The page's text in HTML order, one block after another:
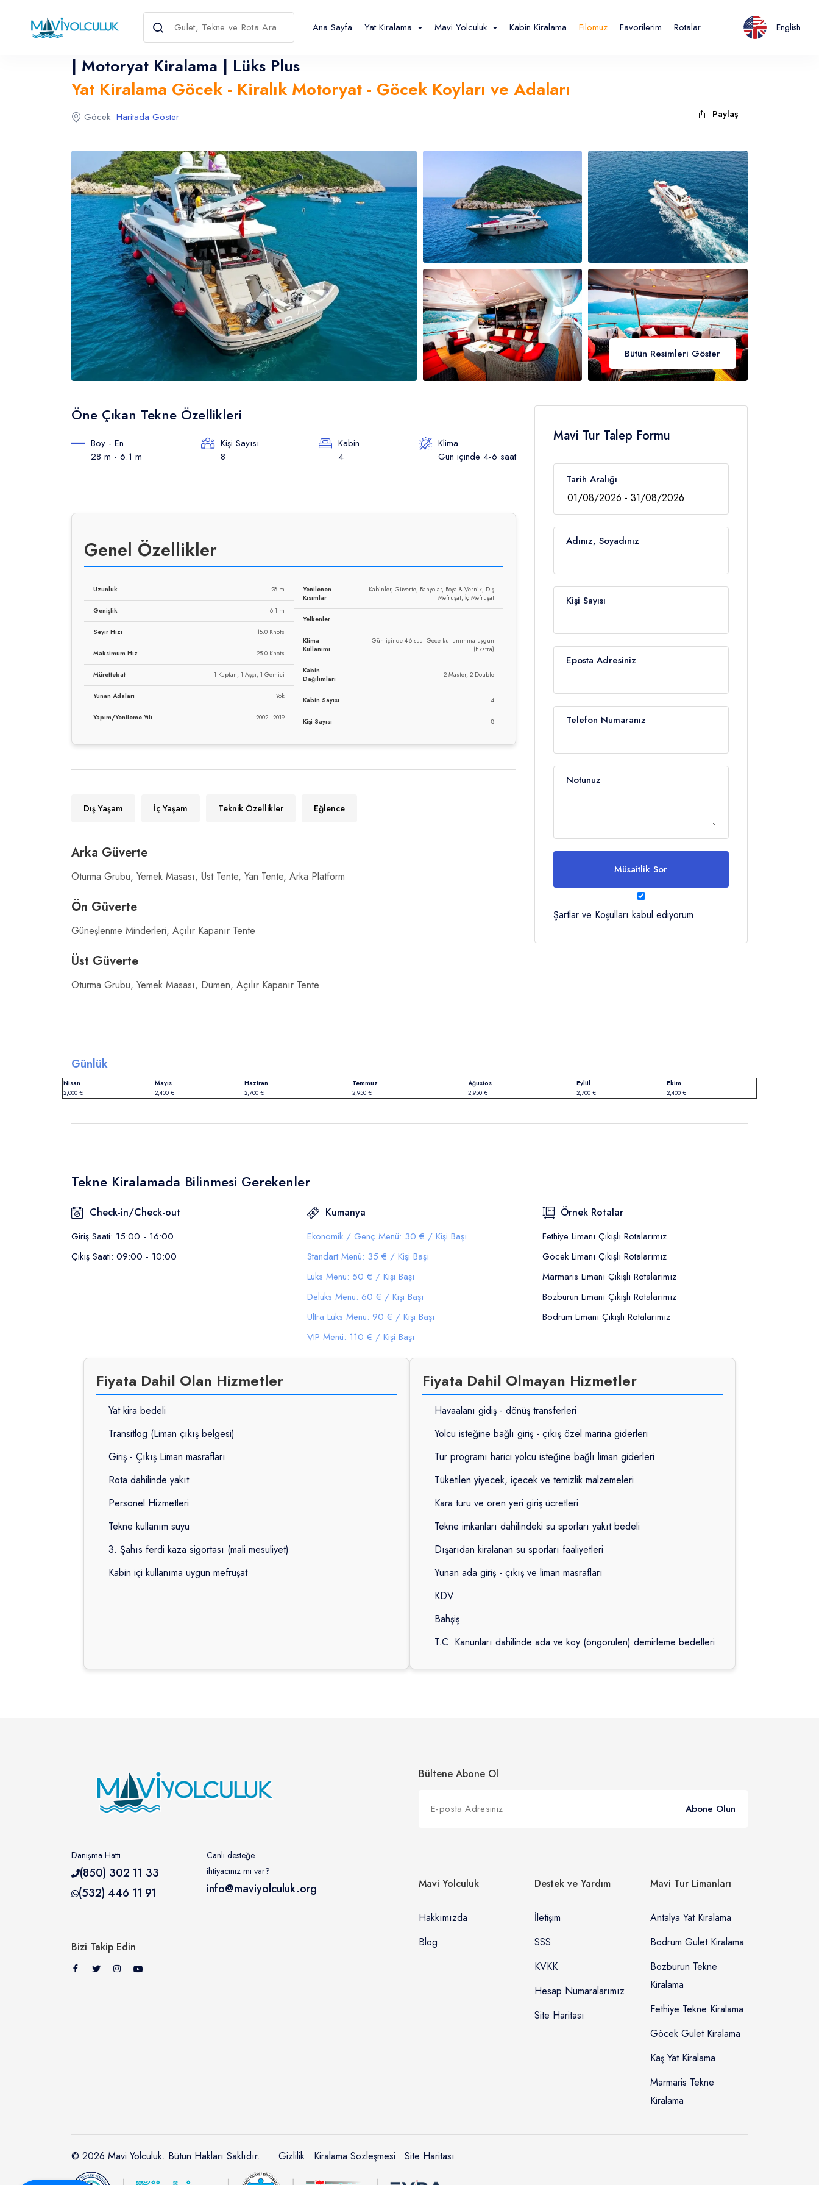
Ana Sayfa Yat Kiralama Mavi Yolculuk Kabin Kiralama Filomuz Favorilerim Rotalar English
| Motoryat Kiralama | Lüks Plus
Yat Kiralama Göcek - Kiralık Motoryat - Göcek Koyları ve Adaları
Göcek Haritada Göster Paylaş
Bütün Resimleri Göster
Öne Çıkan Tekne Özellikleri
Boy - En
28 m - 6.1 m
Kişi Sayısı
8
Kabin
4
Klima
Gün içinde 4-6 saat
Genel Özellikler
Uzunluk 28 m
Genişlik 6.1 m
Seyir Hızı 15.0 Knots
Maksimum Hız 25.0 Knots
Mürettebat 1 Kaptan, 1 Aşçı, 1 Gemici
Yunan Adaları Yok
Yapım/Yenileme Yılı 2002 - 2019
Yenilenen
Kısımlar
Kabinler, Güverte, Banyolar, Boya & Vernik, Dış
Mefruşat, İç Mefruşat
Yelkenler
Klima
Kullanımı
Gün içinde 4-6 saat Gece kullanımına uygun
(Ekstra)
Kabin
Dağılımları
2 Master, 2 Double
Kabin Sayısı 4
Kişi Sayısı 8
Dış Yaşam İç Yaşam Teknik Özellikler Eğlence
Arka Güverte
Oturma Grubu, Yemek Masası, Üst Tente, Yan Tente, Arka Platform
Ön Güverte
Güneşlenme Minderleri, Açılır Kapanır Tente
Üst Güverte
Oturma Grubu, Yemek Masası, Dümen, Açılır Kapanır Tente
Mavi Tur Talep Formu
Tarih Aralığı
Adınız, Soyadınız
Kişi Sayısı
Eposta Adresiniz
Telefon Numaranız
Notunuz
Müsaitlik Sor
Şartlar ve Koşulları kabul ediyorum.
Günlük
Nisan Mayıs Haziran Temmuz Ağustos Eylül
Ekim
2,000 €
2,400 € 2,700 € 2,950 € 2,950 € 2,700 € 2,400 €
Tekne Kiralamada Bilinmesi Gerekenler
Check-in/Check-out
Giriş Saati: 15:00 - 16:00
Çıkış Saati: 09:00 - 10:00
Kumanya
Ekonomik / Genç Menü: 30 € / Kişi Başı
Standart Menü: 35 € / Kişi Başı
Lüks Menü: 50 € / Kişi Başı
Delüks Menü: 60 € / Kişi Başı
Ultra Lüks Menü: 90 € / Kişi Başı
VIP Menü: 110 € / Kişi Başı
Örnek Rotalar
Fethiye Limanı Çıkışlı Rotalarımız
Göcek Limanı Çıkışlı Rotalarımız
Marmaris Limanı Çıkışlı Rotalarımız
Bozburun Limanı Çıkışlı Rotalarımız
Bodrum Limanı Çıkışlı Rotalarımız
Fiyata Dahil Olan Hizmetler
Yat kira bedeli
Transitlog (Liman çıkış belgesi)
Giriş - Çıkış Liman masrafları
Rota dahilinde yakıt
Personel Hizmetleri
Tekne kullanım suyu
3. Şahıs ferdi kaza sigortası (mali mesuliyet)
Kabin içi kullanıma uygun mefruşat
Fiyata Dahil Olmayan Hizmetler
Havaalanı gidiş - dönüş transferleri
Yolcu isteğine bağlı giriş - çıkış özel marina giderleri
Tur programı harici yolcu isteğine bağlı liman giderleri
Tüketilen yiyecek, içecek ve temizlik malzemeleri
Kara turu ve ören yeri giriş ücretleri
Tekne imkanları dahilindeki su sporları yakıt bedeli
Dışarıdan kiralanan su sporları faaliyetleri
Yunan ada giriş - çıkış ve liman masrafları
KDV
Bahşiş
T.C. Kanunları dahilinde ada ve koy (öngörülen) demirleme bedelleri
Dil Seçin
English Türkçe Español Français Italiano
Para Birimini Seçin
USD- $ EURO- € TL- ₺
Danışma Hattı
(850) 302 11 33
(532) 446 11 91
Canlı desteğe
ihtiyacınız mı var?
info@maviyolculuk.org
Bizi Takip Edin
Bültene Abone Ol
Abone Olun
Mavi Yolculuk
Hakkımızda
Blog
Destek ve Yardım
İletişim
SSS
KVKK
Hesap Numaralarımız
Site Haritası
Mavi Tur Limanları
Antalya Yat Kiralama
Bodrum Gulet Kiralama
Bozburun Tekne
Kiralama
Fethiye Tekne Kiralama
Göcek Gulet Kiralama
Kaş Yat Kiralama
Marmaris Tekne
Kiralama
© 2026 Mavi Yolculuk. Bütün Hakları Saklıdır. Gizlilik Kiralama Sözleşmesi Site Haritası